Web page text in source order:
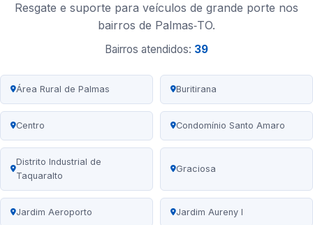
Resgate e suporte para veículos de grande porte nos
bairros de Palmas‑TO.
Bairros atendidos: 39
Área Rural de Palmas Buritirana
Centro Condomínio Santo Amaro
Distrito Industrial de
Taquaralto
Graciosa
Jardim Aeroporto Jardim Aureny I